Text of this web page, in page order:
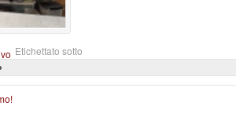
Etichettato sotto